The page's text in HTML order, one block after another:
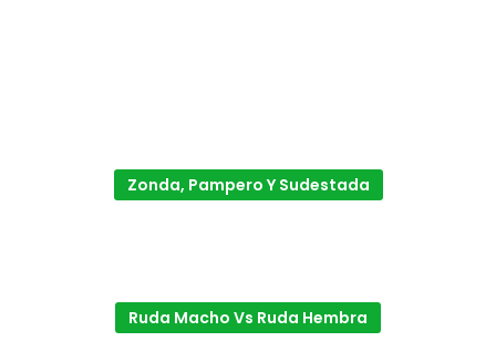
Zonda, Pampero Y Sudestada
Ruda Macho Vs Ruda Hembra